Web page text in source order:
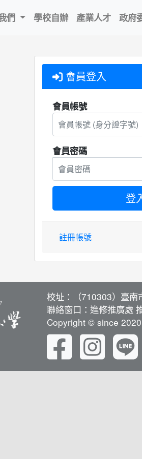
們 學校自辦 產業人才 政府
會員登入
會員帳號
會員密碼
註冊帳號
校址：（710303）臺南
聯絡窗口：進修推廣處
Copyright © since